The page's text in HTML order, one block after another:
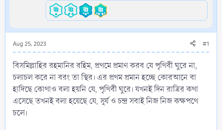
Aug 25, 2023 #1
বিসমিল্লাহির রহমানির রহিম, প্রথমে প্রমাণ করব যে পৃথিবী ঘুরে না,
চলাচল করে না বরং তা স্থির। এর প্রথম প্রমান হচ্ছে কোরআনে বা
হাদিছে কোথাও বলা হয়নি যে, পৃথিবী ঘুরে। যখনই দিন রাত্রির কথা
এসেছে তখনই বলা হয়েছে যে, সূর্য ও চন্দ্র সবাই নিজ নিজ কক্ষপথে
চলে।